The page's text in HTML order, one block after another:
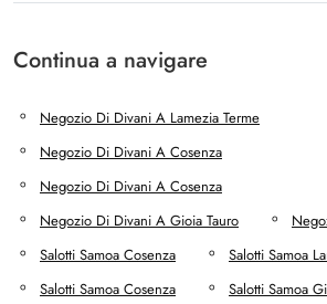
Continua a navigare
Negozio Di Divani A Lamezia Terme
Negozio Di Divani A Cosenza
Negozio Di Divani A Cosenza
Negozio Di Divani A Gioia Tauro
Salotti Samoa Cosenza
Salotti Samoa
Salotti Samoa Cosenza
Salotti Samoa